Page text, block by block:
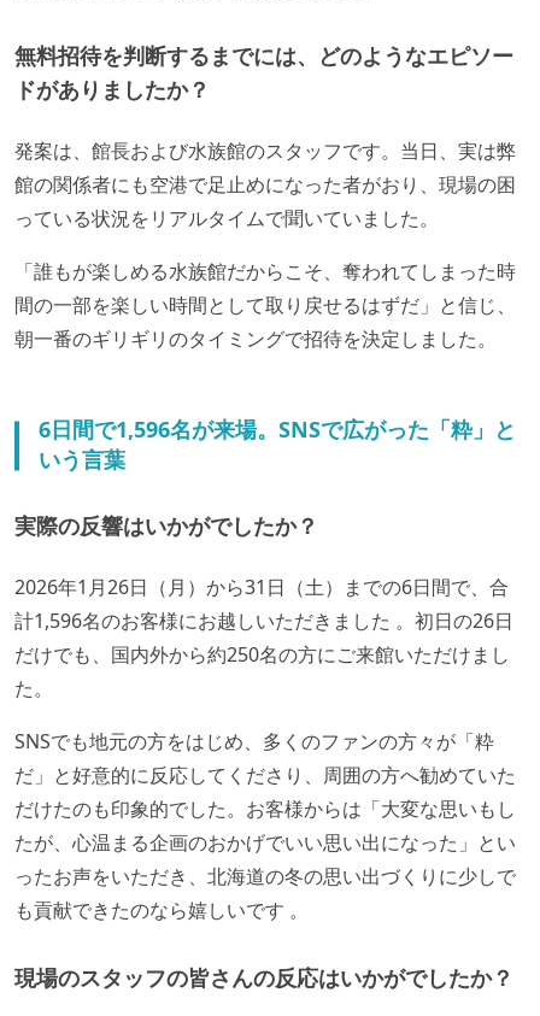
無料招待を判断するまでには、どのようなエピソー
ドがありましたか？
発案は、館長および水族館のスタッフです。当日、実は弊
館の関係者にも空港で足止めになった者がおり、現場の困
っている状況をリアルタイムで聞いていました。
「誰もが楽しめる水族館だからこそ、奪われてしまった時
間の一部を楽しい時間として取り戻せるはずだ」と信じ、
朝一番のギリギリのタイミングで招待を決定しました。
6日間で1,596名が来場。SNSで広がった「粋」と
いう言葉
実際の反響はいかがでしたか？
2026年1月26日（月）から31日（土）までの6日間で、合
計1,596名のお客様にお越しいただきました 。初日の26日
だけでも、国内外から約250名の方にご来館いただけまし
た。
SNSでも地元の方をはじめ、多くのファンの方々が「粋
だ」と好意的に反応してくださり、周囲の方へ勧めていた
だけたのも印象的でした。お客様からは「大変な思いもし
たが、心温まる企画のおかげでいい思い出になった」とい
ったお声をいただき、北海道の冬の思い出づくりに少しで
も貢献できたのなら嬉しいです 。
現場のスタッフの皆さんの反応はいかがでしたか？